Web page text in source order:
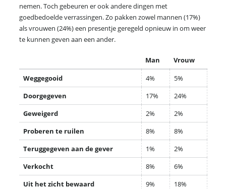
nemen. Toch gebeuren er ook andere dingen met
goedbedoelde verrassingen. Zo pakken zowel mannen (17%)
als vrouwen (24%) een presentje geregeld opnieuw in om weer
te kunnen geven aan een ander.
Man
Vrouw
Weggegooid
4%
5%
Doorgegeven
17%
24%
Geweigerd
2%
2%
Proberen te ruilen
8%
8%
Teruggegeven aan de gever
1%
2%
Verkocht
8%
6%
Uit het zicht bewaard
9%
18%